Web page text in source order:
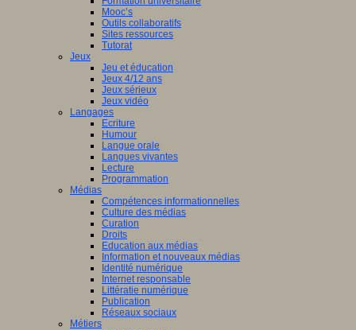
Mooc’s
Outils collaboratifs
Sites ressources
Tutorat
Jeux
Jeu et éducation
Jeux 4/12 ans
Jeux sérieux
Jeux vidéo
Langages
Ecriture
Humour
Langue orale
Langues vivantes
Lecture
Programmation
Médias
Compétences informationnelles
Culture des médias
Curation
Droits
Education aux médias
Information et nouveaux médias
Identité numérique
Internet responsable
Littératie numérique
Publication
Réseaux sociaux
Métiers